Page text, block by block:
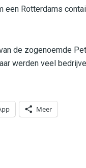
Rotterdams
de zogenoemde
werden veel
Meer